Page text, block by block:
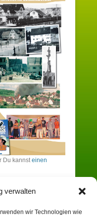
verwalten
wir Technologien wie
Du kannst einen